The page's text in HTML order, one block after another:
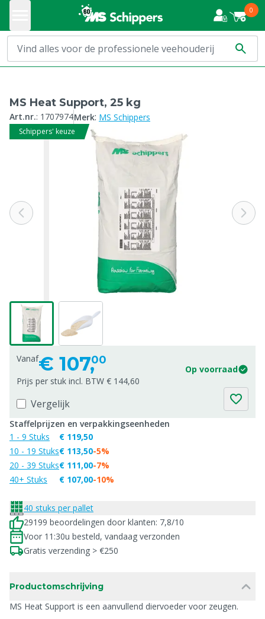
0
MS Heat Support, 25 kg
Art.nr.: 1707974Merk: MS Schippers
Schippers' keuze
Vanaf€ 107,00
Op voorraad
Prijs per stuk incl. BTW € 144,60
Vergelijk
Staffelprijzen en verpakkingseenheden
1 - 9 Stuks
10 - 19 Stuks
20 - 39 Stuks
40+ Stuks
€ 119,50
€ 113,50
€ 111,00
€ 107,00
-5%
-7%
-10%
40 stuks per pallet
29199 beoordelingen door klanten: 7,8/10
Voor 11:30u besteld, vandaag verzonden
Gratis verzending > €250
Productomschrijving
MS Heat Support is een aanvullend diervoeder voor zeugen.